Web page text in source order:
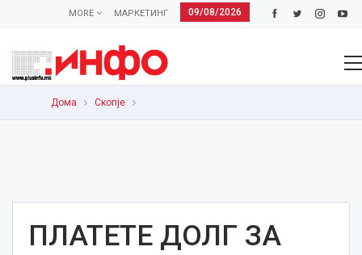
09/08/2026
МАРКЕТИНГ
MORE
Дома Скопје
ПЛАТЕТЕ ДОЛГ ЗА